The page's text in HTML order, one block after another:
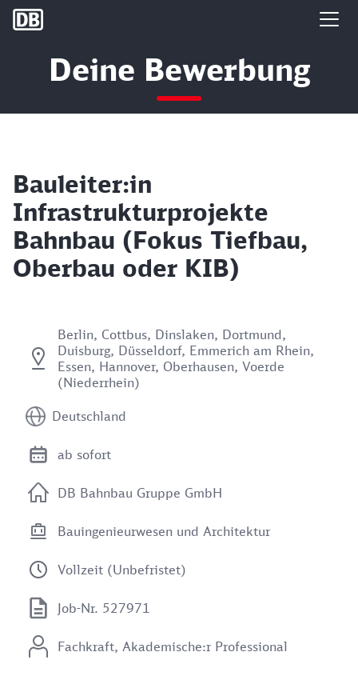
DB Group
Deine Bewerbung
Bauleiter:in
Infrastrukturprojekte
Bahnbau (Fokus Tiefbau,
Oberbau oder KIB)
Berlin, Cottbus, Dinslaken, Dortmund,
Duisburg, Düsseldorf, Emmerich am Rhein,
Essen, Hannover, Oberhausen, Voerde
(Niederrhein)
Deutschland
ab sofort
DB Bahnbau Gruppe GmbH
Bauingenieurwesen und Architektur
Vollzeit (Unbefristet)
Job-Nr. 527971
Fachkraft, Akademische:r Professional